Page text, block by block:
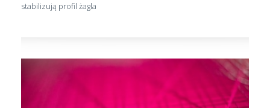
stabilizują profil żagla